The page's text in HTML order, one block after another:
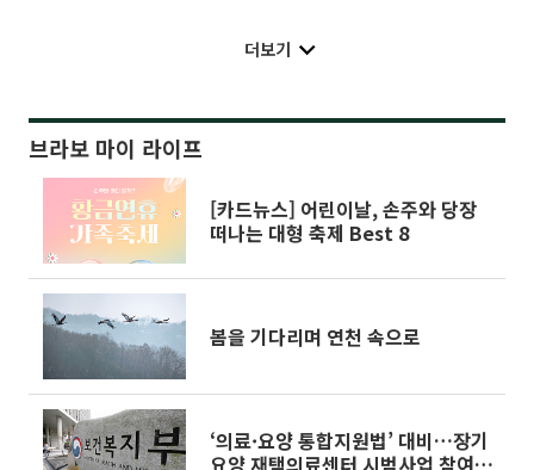
더보기
브라보 마이 라이프
[카드뉴스] 어린이날, 손주와 당장
떠나는 대형 축제 Best 8
봄을 기다리며 연천 속으로
‘의료·요양 통합지원법’ 대비…장기
요양 재택의료센터 시범사업 참여기